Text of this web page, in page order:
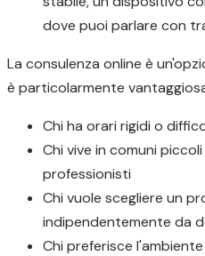
dove puoi parlare con
La consulenza online è
è particolarmente
Chi ha orari rigidi o
Chi vive in comuni
professionisti
Chi vuole scegliere un
indipendentemente da
Chi preferisce